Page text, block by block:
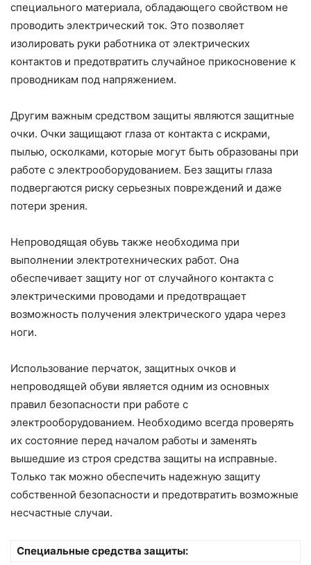
специального материала, обладающего свойством не
проводить электрический ток. Это позволяет
изолировать руки работника от электрических
контактов и предотвратить случайное прикосновение к
проводникам под напряжением.
Другим важным средством защиты являются защитные
очки. Очки защищают глаза от контакта с искрами,
пылью, осколками, которые могут быть образованы при
работе с электрооборудованием. Без защиты глаза
подвергаются риску серьезных повреждений и даже
потери зрения.
Непроводящая обувь также необходима при
выполнении электротехнических работ. Она
обеспечивает защиту ног от случайного контакта с
электрическими проводами и предотвращает
возможность получения электрического удара через
ноги.
Использование перчаток, защитных очков и
непроводящей обуви является одним из основных
правил безопасности при работе с
электрооборудованием. Необходимо всегда проверять
их состояние перед началом работы и заменять
вышедшие из строя средства защиты на исправные.
Только так можно обеспечить надежную защиту
собственной безопасности и предотвратить возможные
несчастные случаи.
Специальные средства защиты: